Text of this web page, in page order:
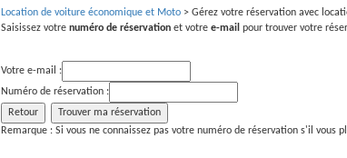
Location de voiture économique et Moto > Gérez votre réservation avec
Saisissez votre numéro de réservation et votre e-mail pour trouver votre
Votre e-mail :
Numéro de réservation :
Remarque : Si vous ne connaissez pas votre numéro de réservation s'il vous